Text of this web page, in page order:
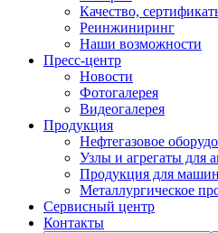
Качество,
Реинжиниринг
Наши возможности
Пресс-центр
Новости
Фотогалерея
Видеогалерея
Продукция
Нефтегазовое
Узлы и агрегаты для
Продукция для
Металлургическое
Сервисный центр
Контакты